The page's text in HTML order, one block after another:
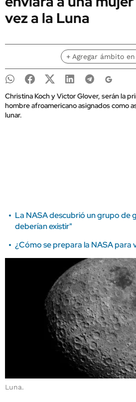
vez a la Luna
+ Agregar ámbito en
Christina Koch y Victor Glover, serán la
hombre afroamericano asignados como
lunar.
La NASA descubrió un grupo de
deberían existir"
¿Cómo se prepara la NASA para
Luna.